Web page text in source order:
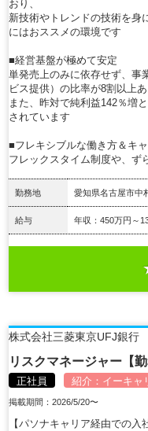
おり、
新技術やトレンドの技術を身
にはおススメの環境です
■経営基盤が極めて安定
単発売上のみに依存せず、事
ビス提供）の比率が8割以上あ
また、昨対で純利益142％増
されています
■フレキシブルな働き方＆キ
フレックスタイム制度や、ず
勤務地 愛知県名古屋市中
給与 年収：450万円～
株式会社三菱東京UFJ銀行
リスクマネージャー【
正社員 紹介： イーキャ
掲載期間：2026/5/20〜
【パソナキャリア経由での入